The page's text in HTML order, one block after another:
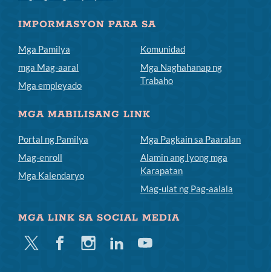
IMPORMASYON PARA SA
Mga Pamilya
mga Mag-aaral
Mga empleyado
Komunidad
Mga Naghahanap ng
Trabaho
MGA MABILISANG LINK
Portal ng Pamilya
Mag-enroll
Mga Kalendaryo
Mga Pagkain sa Paaralan
Alamin ang Iyong mga
Karapatan
Mag-ulat ng Pag-aalala
MGA LINK SA SOCIAL MEDIA
Twitter FacebookInstagramLinkedinYoutube